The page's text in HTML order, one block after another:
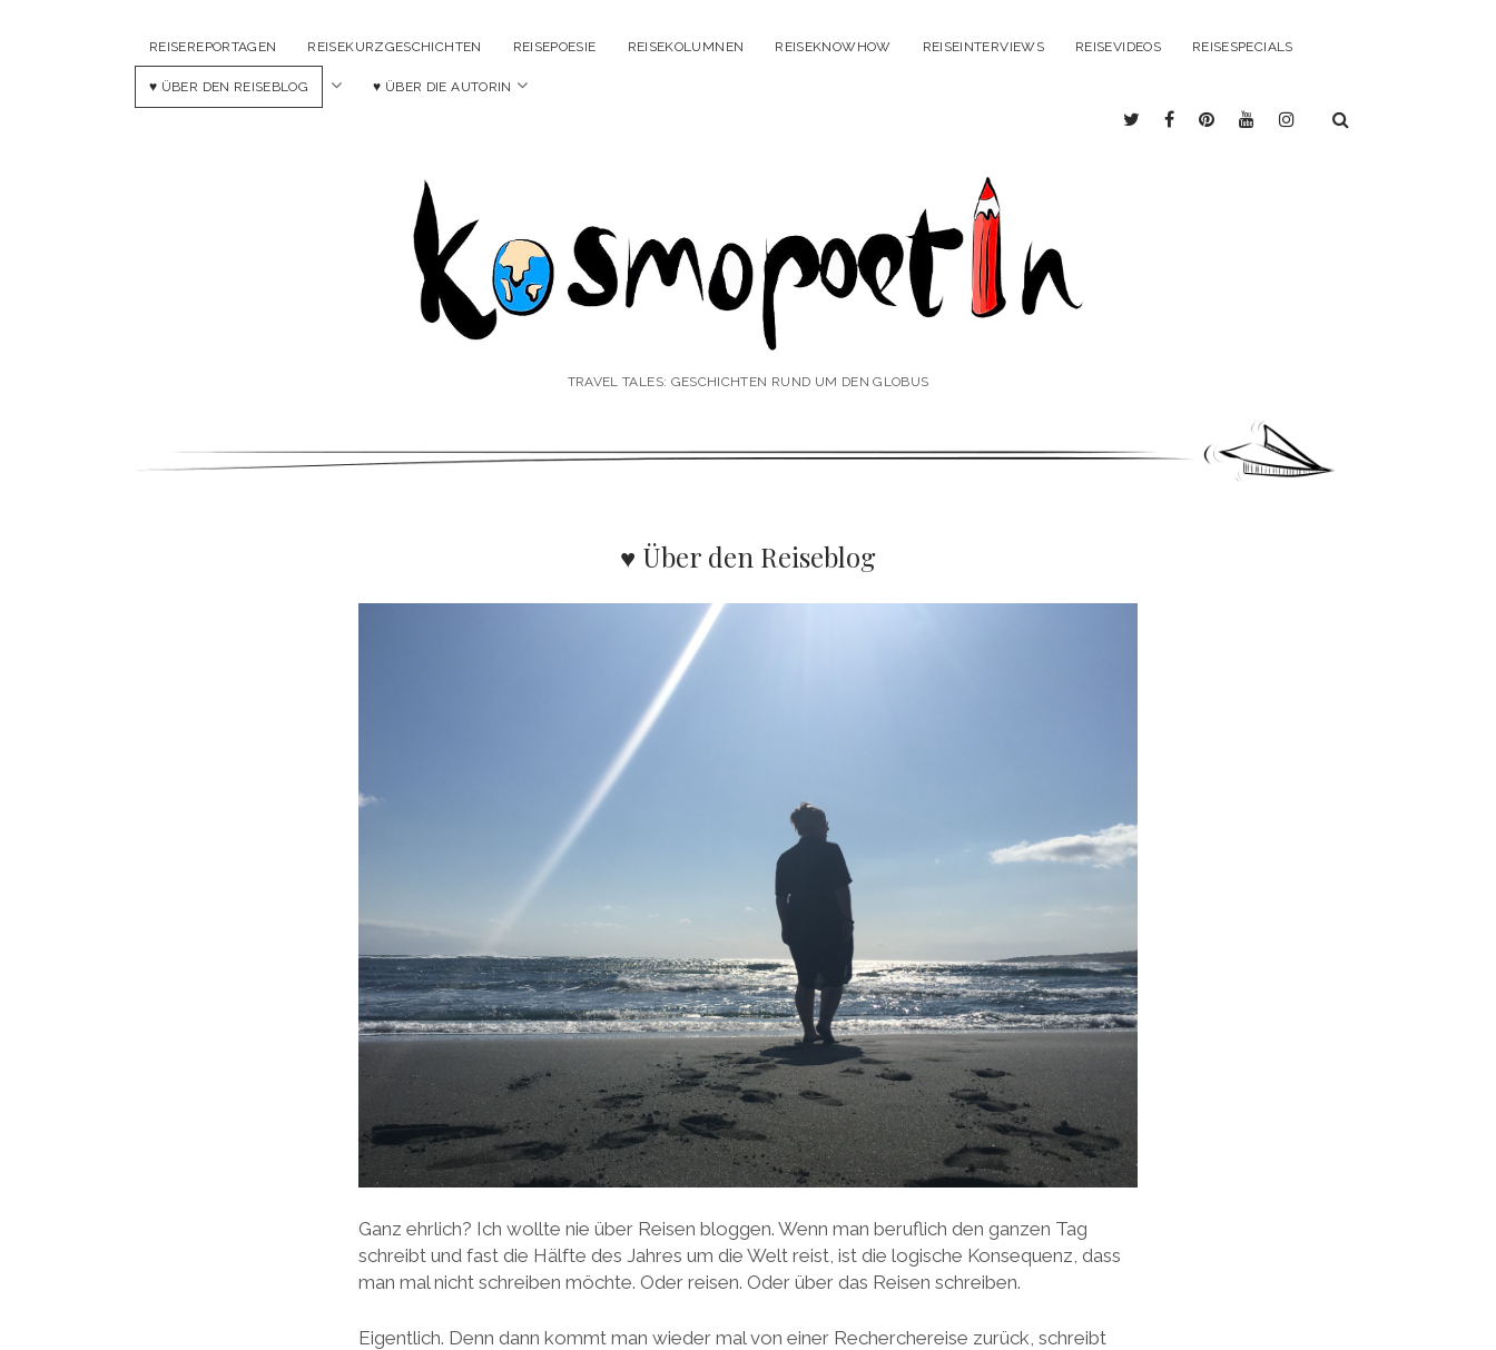
REISEREPORTAGEN REISEKURZGESCHICHTEN REISEPOESIE REISEKOLUMNEN REISEKNOWHOW REISEINTERVIEWS REISEVIDEOS REISESPECIALS
♥ ÜBER DEN REISEBLOG
Menü♥ ÜBER DIE AUTORIN Menü
twitterfacebook
pinterestyoutubeinstagram
Kosmopoetin
TRAVEL TALES: GESCHICHTEN RUND UM DEN GLOBUS
♥ Über den Reiseblog
Ganz ehrlich? Ich wollte nie über Reisen bloggen. Wenn man beruflich den ganzen Tag
schreibt und fast die Hälfte des Jahres um die Welt reist, ist die logische Konsequenz, dass
man mal nicht schreiben möchte. Oder reisen. Oder über das Reisen schreiben.
Eigentlich. Denn dann kommt man wieder mal von einer Recherchereise zurück, schreibt